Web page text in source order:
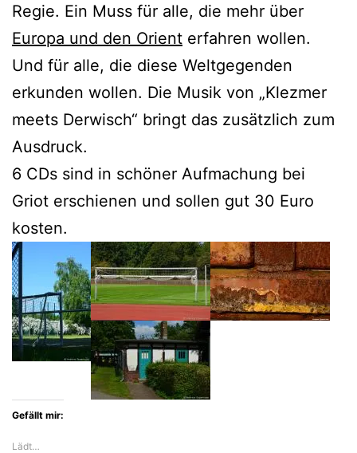
Regie. Ein Muss für alle, die mehr über
Europa und den Orient erfahren wollen.
Und für alle, die diese Weltgegenden
erkunden wollen. Die Musik von „Klezmer
meets Derwisch“ bringt das zusätzlich zum
Ausdruck.
6 CDs sind in schöner Aufmachung bei
Griot erschienen und sollen gut 30 Euro
kosten.
Gefällt mir:
Lädt…